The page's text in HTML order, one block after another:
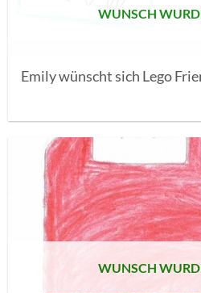
WUNSCH
Emily wünscht sich Lego
WUNSCH